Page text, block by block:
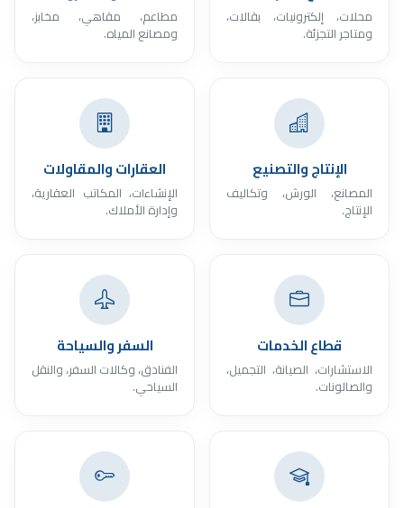
محلات، إلكترونيات، بقالات،
ومتاجر التجزئة.
مطاعم، مقاهي، مخابز،
ومصانع المياه.
الإنتاج والتصنيع
المصانع، الورش، وتكاليف
الإنتاج.
العقارات والمقاولات
الإنشاءات، المكاتب العقارية،
وإدارة الأملاك.
قطاع الخدمات
الاستشارات، الصيانة، التجميل،
والصالونات.
السفر والسياحة
الفنادق، وكالات السفر، والنقل
السياحي.